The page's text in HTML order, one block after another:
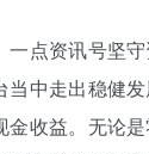
点资讯号坚
中走出稳健
收益。无论